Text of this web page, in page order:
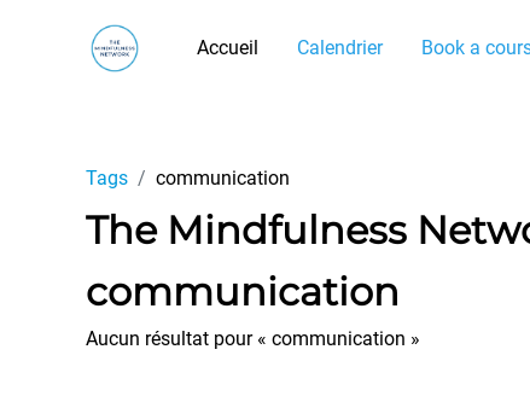
Accueil
Calendrier Book a
Tags communication
The Mindfulness
communication
Aucun résultat pour « communication »